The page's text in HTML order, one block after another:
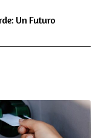
Un Futuro